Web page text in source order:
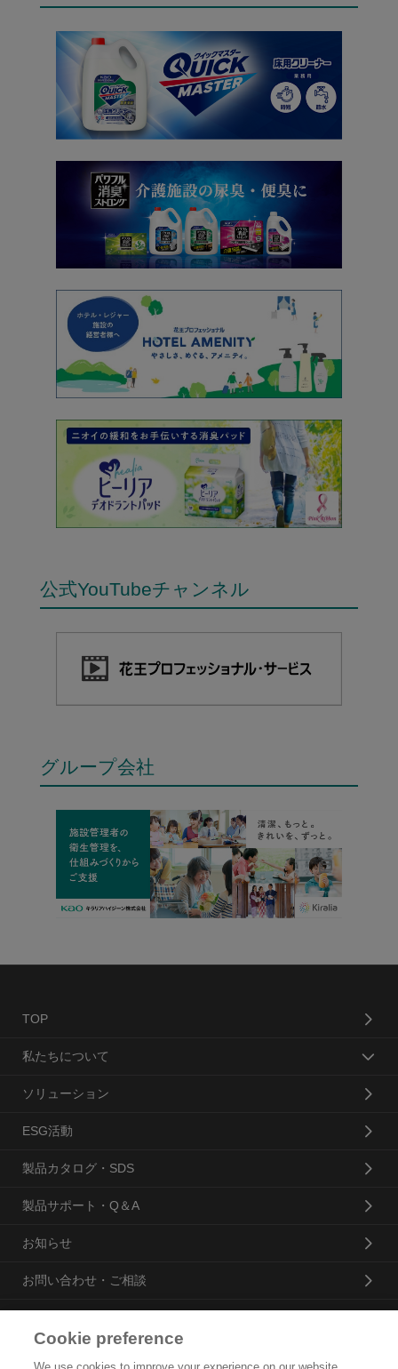
公式YouTubeチャンネル
グループ会社
TOP
私たちについて
ソリューション
ESG活動
製品カタログ・SDS
製品サポート・Q＆A
お知らせ
お問い合わせ・ご相談
Cookie preference